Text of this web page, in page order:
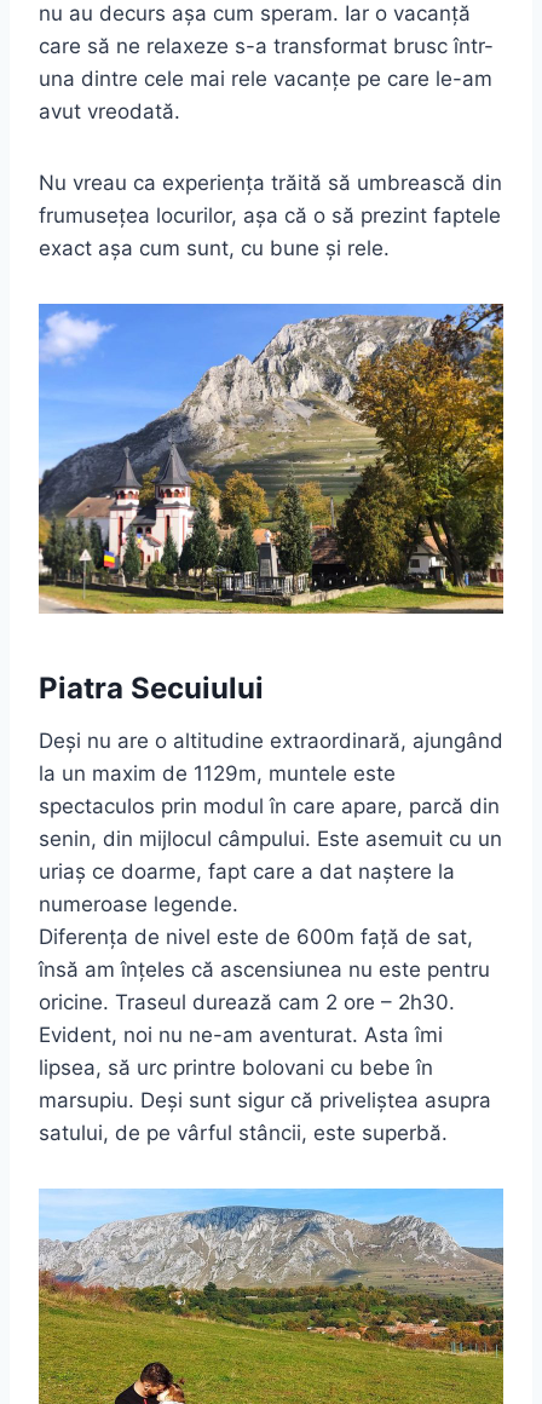
nu au decurs așa cum speram. Iar o vacanță
care să ne relaxeze s-a transformat brusc într-
una dintre cele mai rele vacanțe pe care le-am
avut vreodată.
Nu vreau ca experiența trăită să umbrească din
frumusețea locurilor, așa că o să prezint faptele
exact așa cum sunt, cu bune și rele.
Piatra Secuiului
Deși nu are o altitudine extraordinară, ajungând
la un maxim de 1129m, muntele este
spectaculos prin modul în care apare, parcă din
senin, din mijlocul câmpului. Este asemuit cu un
uriaș ce doarme, fapt care a dat naștere la
numeroase legende.
Diferența de nivel este de 600m față de sat,
însă am înțeles că ascensiunea nu este pentru
oricine. Traseul durează cam 2 ore – 2h30.
Evident, noi nu ne-am aventurat. Asta îmi
lipsea, să urc printre bolovani cu bebe în
marsupiu. Deși sunt sigur că priveliștea asupra
satului, de pe vârful stâncii, este superbă.